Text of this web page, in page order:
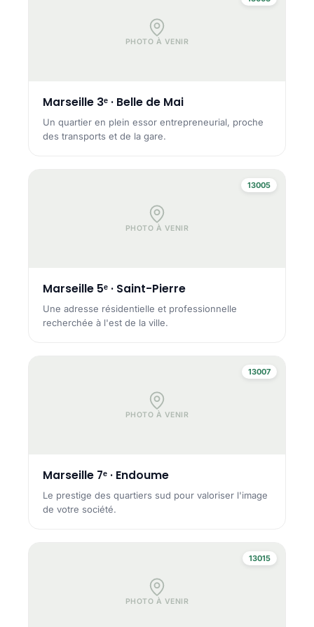
PHOTO À VENIR
Marseille 3ᵉ · Belle de Mai
Un quartier en plein essor entrepreneurial, proche
des transports et de la gare.
PHOTO À VENIR
13005
Marseille 5ᵉ · Saint-Pierre
Une adresse résidentielle et professionnelle
recherchée à l'est de la ville.
PHOTO À VENIR
13007
Marseille 7ᵉ · Endoume
Le prestige des quartiers sud pour valoriser l'image
de votre société.
PHOTO À VENIR
13015